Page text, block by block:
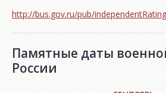
http://bus.gov.ru/pub/
Памятные даты
России